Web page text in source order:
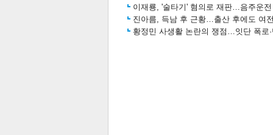
이재룡, '술타기' 혐의로 재판…음주운
진아름, 득남 후 근황…출산 후에도 여
황정민 사생활 논란의 쟁점…잇단 폭로